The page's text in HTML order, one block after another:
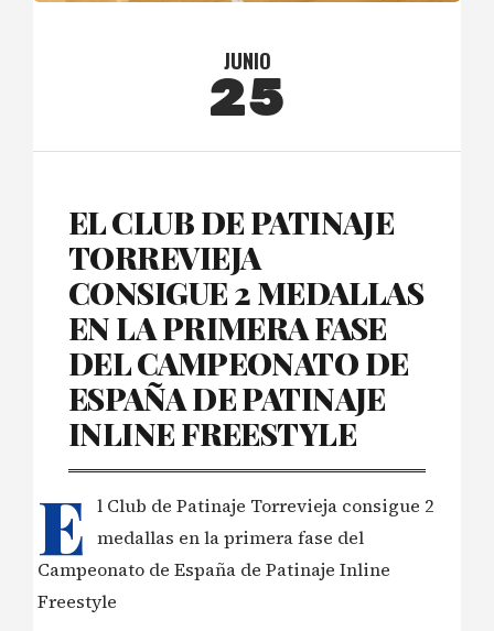
JUNIO
25
EL CLUB DE PATINAJE
TORREVIEJA
CONSIGUE 2 MEDALLAS
EN LA PRIMERA FASE
DEL CAMPEONATO DE
ESPAÑA DE PATINAJE
INLINE FREESTYLE
E l Club de Patinaje Torrevieja consigue 2
medallas en la primera fase del
Campeonato de España de Patinaje Inline
Freestyle